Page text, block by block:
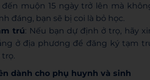
đến muộn 15 ngày trở lên mà
đáng, bạn sẽ bị coi là bỏ học.
trú: Nếu bạn dự định ở trọ, hãy
ở địa phương để đăng ký tạm
dành cho phụ huynh và sinh